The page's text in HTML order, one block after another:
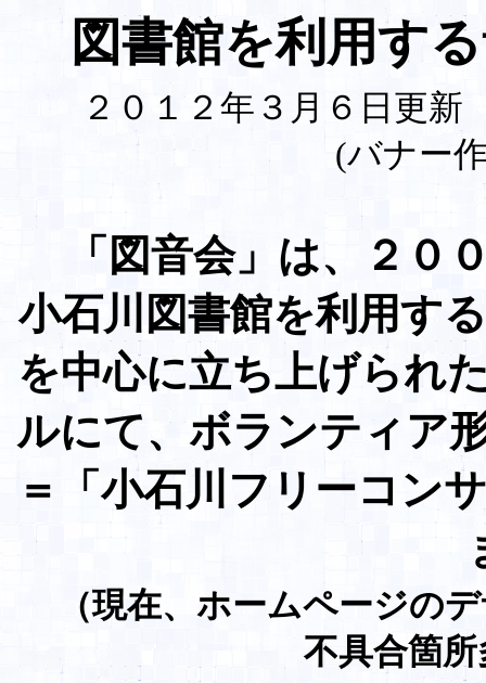
図書館を利用す
２０１２年３月６日更新
(バナー
「図音会」は、２０
小石川図書館を利用す
を中心に立ち上げられ
ルにて、ボランティア
＝「小石川フリーコン
（現在、ホームページの
不具合箇